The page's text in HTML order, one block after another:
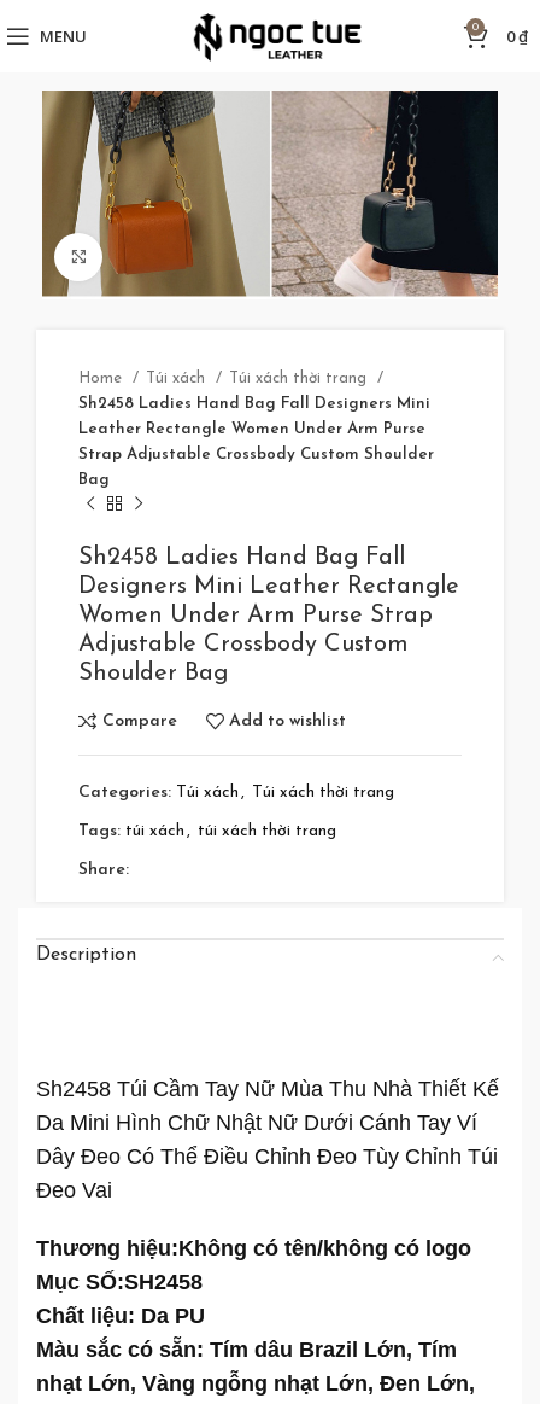
MENU 0 0₫
Click to enlarge
Home Túi xách
Túi xách thời trang
Sh2458 Ladies Hand Bag Fall Designers Mini
Leather Rectangle Women Under Arm Purse
Strap Adjustable Crossbody Custom Shoulder
Bag
Sh2458 Ladies Hand Bag Fall
Designers Mini Leather Rectangle
Women Under Arm Purse Strap
Adjustable Crossbody Custom
Shoulder Bag
Compare Add to wishlist
Categories: Túi xách , Túi xách thời trang
Tags: túi xách , túi xách thời trang
Share:
Description
Sh2458 Túi Cầm Tay Nữ Mùa Thu Nhà Thiết Kế
Da Mini Hình Chữ Nhật Nữ Dưới Cánh Tay Ví
Dây Đeo Có Thể Điều Chỉnh Đeo Tùy Chỉnh Túi
Đeo Vai
Thương hiệu:Không có tên/không có logo
Mục SỐ:SH2458
Chất liệu: Da PU
Màu sắc có sẵn: Tím dâu Brazil Lớn, Tím
nhạt Lớn, Vàng ngỗng nhạt Lớn, Đen Lớn,